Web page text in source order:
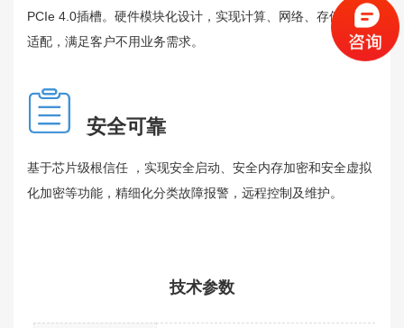
PCIe 4.0插槽。硬件模块化设计，实现计算、网络、存储灵活
适配，满足客户不用业务需求。
安全可靠
基于芯片级根信任 ，实现安全启动、安全内存加密和安全虚拟
化加密等功能，精细化分类故障报警，远程控制及维护。
技术参数